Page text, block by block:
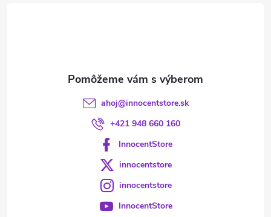
ahoj@innocentstore.sk
+421 948 660 160
InnocentStore
innocentstore
innocentstore
InnocentStore